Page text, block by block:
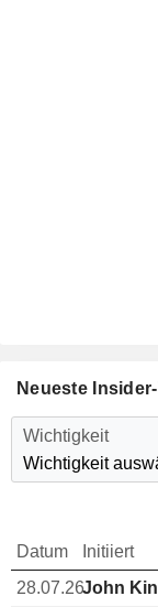
Neueste
Wichtigkeit
Wichtigkeit
Datum Initiiert
28.07.26John